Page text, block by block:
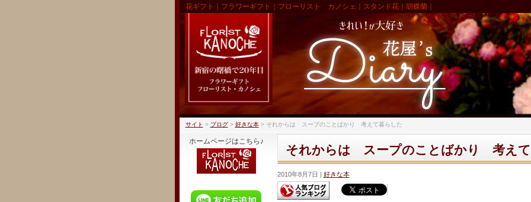
花ギフト｜フラワーギフト｜フローリスト カノシェ｜スタンド花｜胡蝶蘭｜
サイト > ブログ> 好きな本> それからは スープのことばかり 考えて暮らした
それからは スープのことばかり 考えて
2010年8月7日 好きな本
ホームページはこちら♪